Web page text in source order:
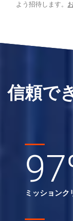
よう招待します。
信頼で
97
ミッションク